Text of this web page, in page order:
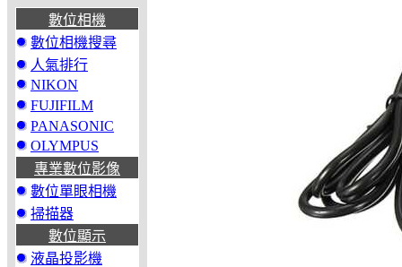
數位相機
數位相機搜尋
人氣排行
NIKON
FUJIFILM
PANASONIC
OLYMPUS
專業數位影像
數位單眼相機
掃描器
數位顯示
液晶投影機